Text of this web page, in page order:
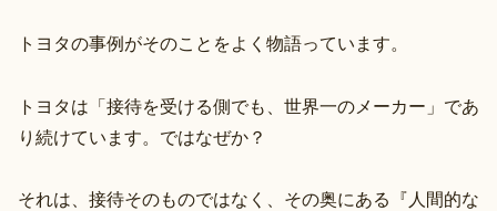
トヨタの事例がそのことをよく物語っています。
トヨタは「接待を受ける側でも、世界一のメーカー」であ
り続けています。ではなぜか？
それは、接待そのものではなく、その奥にある『人間的な